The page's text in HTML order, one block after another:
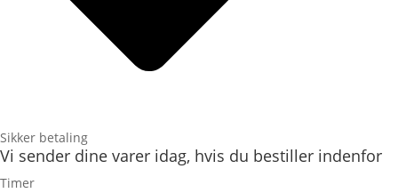
Sikker betaling
Vi sender dine varer idag, hvis du bestiller indenfor
Timer